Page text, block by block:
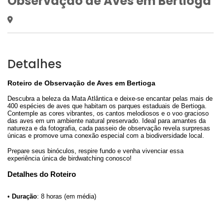
Detalhes
Roteiro de Observação de Aves em Bertioga
Descubra a beleza da Mata Atlântica e deixe-se encantar pelas mais de
400 espécies de aves que habitam os parques estaduais de Bertioga.
Contemple as cores vibrantes, os cantos melodiosos e o voo gracioso
das aves em um ambiente natural preservado. Ideal para amantes da
natureza e da fotografia, cada passeio de observação revela surpresas
únicas e promove uma conexão especial com a biodiversidade local.
Prepare seus binóculos, respire fundo e venha vivenciar essa
experiência única de birdwatching conosco!
Detalhes do Roteiro
• Duração: 8 horas (em média)